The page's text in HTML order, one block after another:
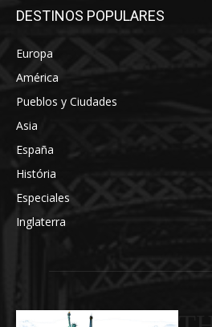
DESTINOS POPULARES
Europa
América
Pueblos y Ciudades
Asia
España
História
Especiales
Inglaterra